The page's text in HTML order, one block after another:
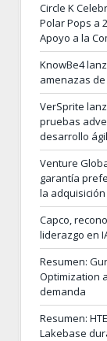
Circle K
Polar Pops a
Apoyo a la
KnowBe4
amenazas
VerSprite
pruebas
desarrollo
Venture
garantía
la
Capco,
liderazgo en
Resumen:
Optimization
demanda
Resumen:
Lakebase